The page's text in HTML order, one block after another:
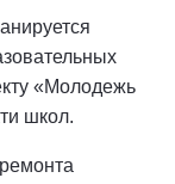
«Молодежь
школ.